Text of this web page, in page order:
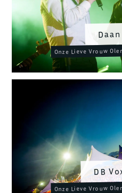
DB
Onze Lieve Vrouw
Daan
Onze Lieve Vrouw